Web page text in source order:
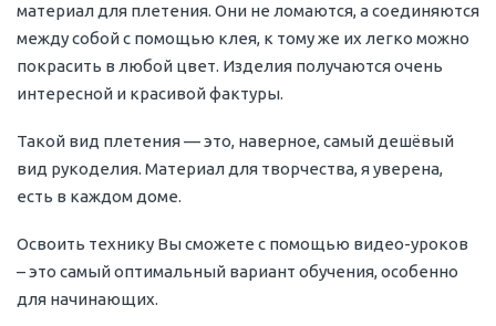
материал для плетения. Они не ломаются, а соединяются
между собой с помощью клея, к тому же их легко можно
покрасить в любой цвет. Изделия получаются очень
интересной и красивой фактуры.
Такой вид плетения — это, наверное, самый дешёвый
вид рукоделия. Материал для творчества, я уверена,
есть в каждом доме.
Освоить технику Вы сможете с помощью видео-уроков
– это самый оптимальный вариант обучения, особенно
для начинающих.